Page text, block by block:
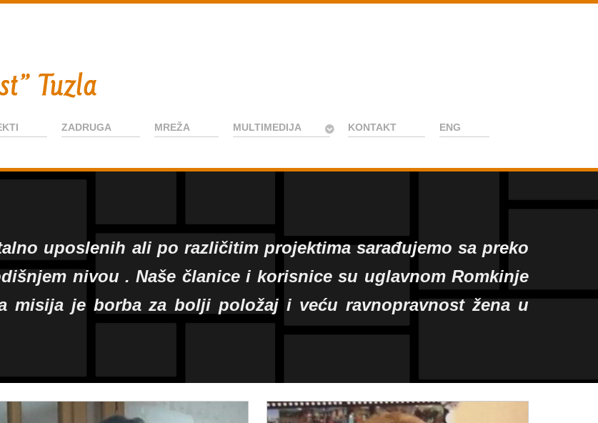
ZADRUGA MREŽA MULTIMEDIJA KONTAKT ENG
uposlenih ali po različitim projektima sarađujemo sa preko
nivou . Naše članice i korisnice su uglavnom Romkinje
misija je borba za bolji položaj i veću ravnopravnost žena u